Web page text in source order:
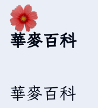
華麥百科
華麥百科